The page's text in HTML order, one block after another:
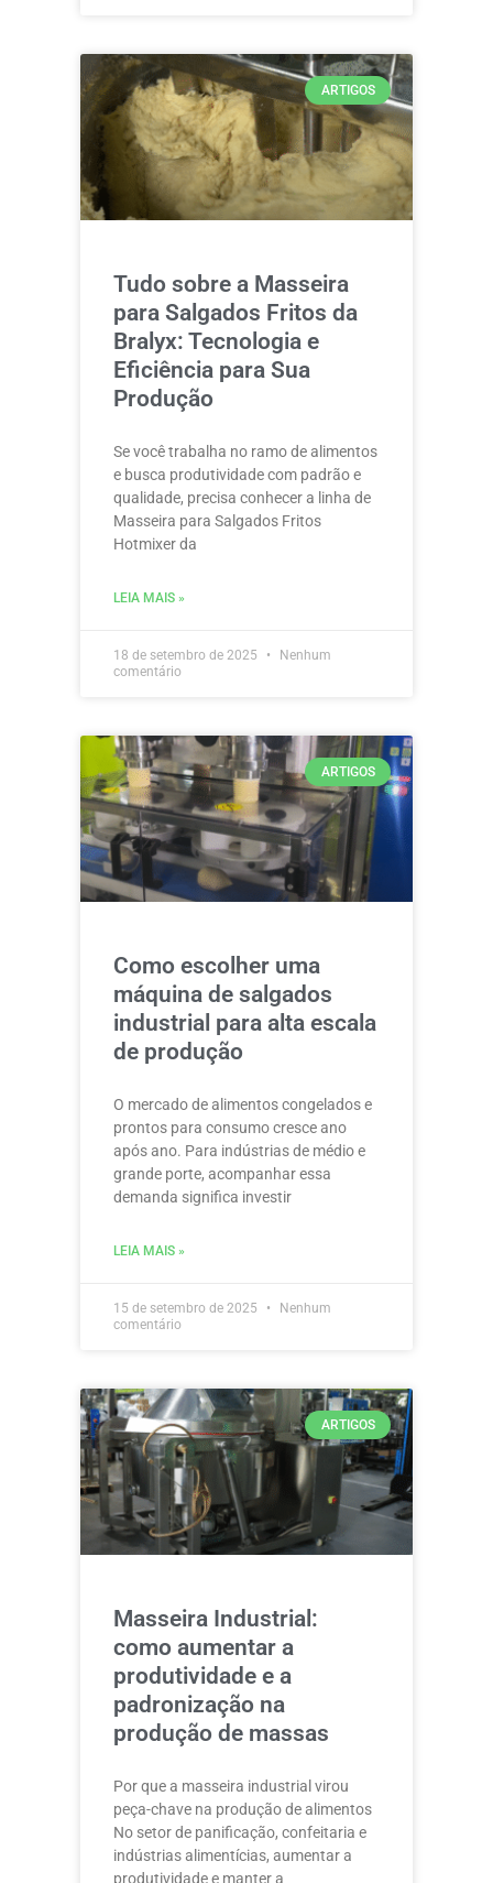
ARTIGOS
Tudo sobre a Masseira
para Salgados Fritos da
Bralyx: Tecnologia e
Eficiência para Sua
Produção
Se você trabalha no ramo de alimentos
e busca produtividade com padrão e
qualidade, precisa conhecer a linha de
Masseira para Salgados Fritos
Hotmixer da
LEIA MAIS »
18 de setembro de 2025
Nenhum
comentário
ARTIGOS
Como escolher uma
máquina de salgados
industrial para alta escala
de produção
O mercado de alimentos congelados e
prontos para consumo cresce ano
após ano. Para indústrias de médio e
grande porte, acompanhar essa
demanda significa investir
LEIA MAIS »
15 de setembro de 2025
Nenhum
comentário
ARTIGOS
Masseira Industrial:
como aumentar a
produtividade e a
padronização na
produção de massas
Por que a masseira industrial virou
peça-chave na produção de alimentos
No setor de panificação, confeitaria e
indústrias alimentícias, aumentar a
produtividade e manter a